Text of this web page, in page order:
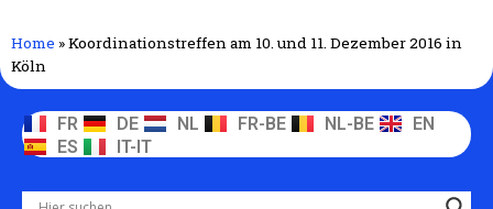
Home »Koordinationstreffen am 10. und 11. Dezember 2016 in
Köln
FR DE NL FR-BE NL-BE
EN
ES
IT-IT